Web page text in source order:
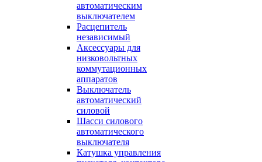
автоматическим
выключателем
Расцепитель
независимый
Аксессуары для
низковольтных
коммутационных
аппаратов
Выключатель
автоматический
силовой
Шасси силового
автоматического
выключателя
Катушка управления